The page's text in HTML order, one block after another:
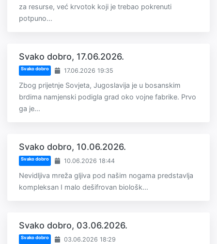
za resurse, već krvotok koji je trebao pokrenuti
potpuno...
Svako dobro, 17.06.2026.
Svako dobro 17.06.2026 19:35
Zbog prijetnje Sovjeta, Jugoslavija je u bosanskim
brdima namjenski podigla grad oko vojne fabrike. Prvo
ga je...
Svako dobro, 10.06.2026.
Svako dobro 10.06.2026 18:44
Nevidljiva mreža gljiva pod našim nogama predstavlja
kompleksan I malo dešifrovan biološk...
Svako dobro, 03.06.2026.
Svako dobro 03.06.2026 18:29